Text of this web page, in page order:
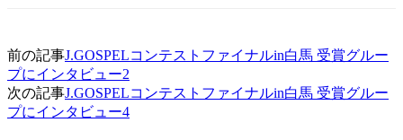
前の記事J.GOSPELコンテストファイナルin白馬 受賞グルー
プにインタビュー2
次の記事J.GOSPELコンテストファイナルin白馬 受賞グルー
プにインタビュー4